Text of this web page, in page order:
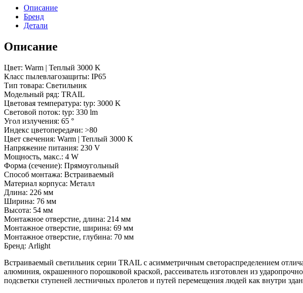
Описание
Бренд
Детали
Описание
Цвет: Warm | Теплый 3000 K
Класс пылевлагозащиты: IP65
Тип товара: Светильник
Модельный ряд: TRAIL
Цветовая температура: typ: 3000 K
Световой поток: typ: 330 lm
Угол излучения: 65 °
Индекс цветопередачи: >80
Цвет свечения: Warm | Теплый 3000 K
Напряжение питания: 230 V
Мощность, макс.: 4 W
Форма (сечение): Прямоугольный
Способ монтажа: Встраиваемый
Материал корпуса: Металл
Длина: 226 мм
Ширина: 76 мм
Высота: 54 мм
Монтажное отверстие, длина: 214 мм
Монтажное отверстие, ширина: 69 мм
Монтажное отверстие, глубина: 70 мм
Бренд: Arlight
Встраиваемый светильник серии TRAIL с асимметричным светораспределением
алюминия, окрашенного порошковой краской, рассеиватель изготовлен из
подсветки ступеней лестничных пролетов и путей перемещения людей как внутри